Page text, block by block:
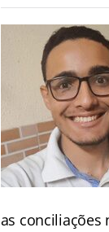
as conciliações